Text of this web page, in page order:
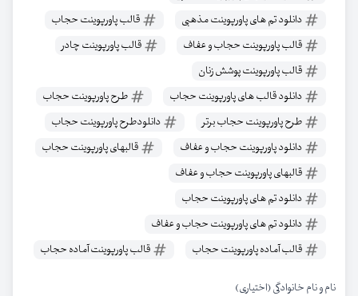
دانلود تم های پاورپوینت مذهبی
قالب پاورپوینت حجاب
قالب پاورپوینت حجاب و عفاف
قالب پاورپوینت چادر
قالب پاورپوینت پوشش زنان
دانلود قالب های پاورپوینت حجاب
طرح پاورپوینت حجاب
طرح پاورپوینت حجاب برتر
دانلودطرح پاورپوینت حجاب
دانلود پاورپوینت حجاب و عفاف
قالبهای پاورپوینت حجاب
قالبهای پاورپوینت حجاب و عفاف
دانلود تم های پاورپوینت حجاب
دانلود تم های پاورپوینت حجاب و عفاف
قالب آماده پاورپوینت حجاب
قالب پاورپوینت آماده حجاب
نام و نام خانوادگی (اختیاری)